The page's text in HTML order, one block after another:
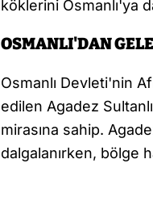
köklerini Osmanlı'ya
OSMANLI'DAN
Osmanlı Devleti'nin
edilen Agadez
mirasına sahip.
dalgalanırken, bölge